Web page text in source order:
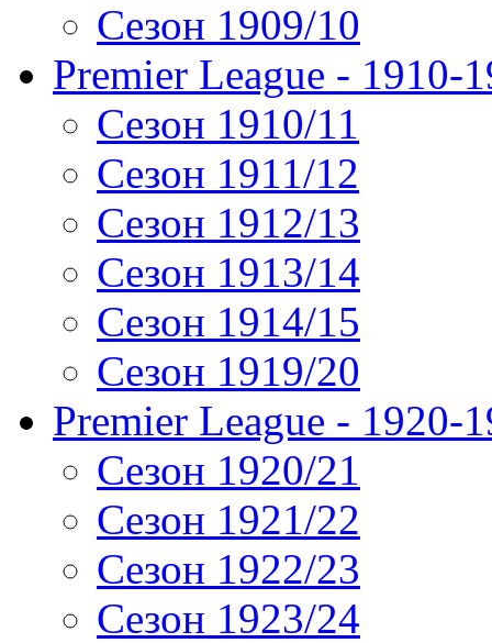
Сезон 1909/10
Premier League - 1910-
Сезон 1910/11
Сезон 1911/12
Сезон 1912/13
Сезон 1913/14
Сезон 1914/15
Сезон 1919/20
Premier League - 1920-
Сезон 1920/21
Сезон 1921/22
Сезон 1922/23
Сезон 1923/24